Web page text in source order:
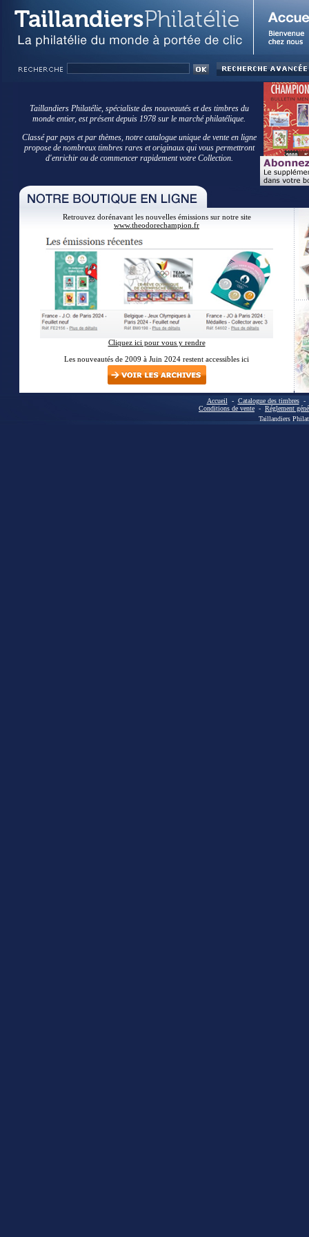
Taillandiers Philatélie, spécialiste des nouveautés et des timbres du
monde entier, est présent depuis 1978 sur le marché philatélique.
Classé par pays et par thèmes, notre catalogue unique de vente en ligne
propose de nombreux timbres rares et originaux qui vous permettront
d'enrichir ou de commencer rapidement votre Collection.
Retrouvez dorénavant les nouvelles émissions sur notre site
www.theodorechampion.fr
Cliquez ici pour vous y rendre
Les nouveautés de 2009 à Juin 2024 restent accessibles ici
Accueil - Catalogue des timbres-
Conditions de vente - Réglement
Taillandiers